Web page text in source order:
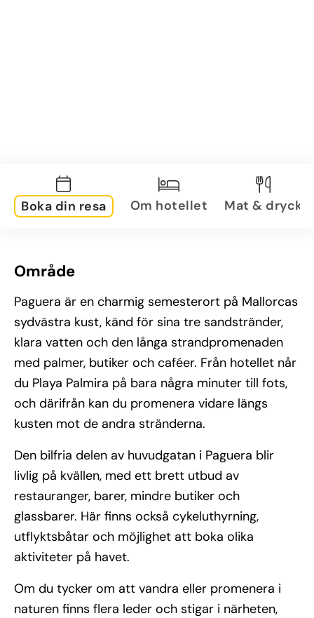
Boka din resa Om hotellet Mat & dryck
Område
Paguera är en charmig semesterort på Mallorcas
sydvästra kust, känd för sina tre sandstränder,
klara vatten och den långa strandpromenaden
med palmer, butiker och caféer. Från hotellet når
du Playa Palmira på bara några minuter till fots,
och därifrån kan du promenera vidare längs
kusten mot de andra stränderna.
Den bilfria delen av huvudgatan i Paguera blir
livlig på kvällen, med ett brett utbud av
restauranger, barer, mindre butiker och
glassbarer. Här finns också cykeluthyrning,
utflyktsbåtar och möjlighet att boka olika
aktiviteter på havet.
Om du tycker om att vandra eller promenera i
naturen finns flera leder och stigar i närheten,